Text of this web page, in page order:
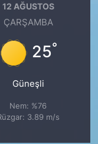
12 AĞUSTOS
ÇARŞAMBA
25°
Güneşli
Nem: %76
3.89 m/s